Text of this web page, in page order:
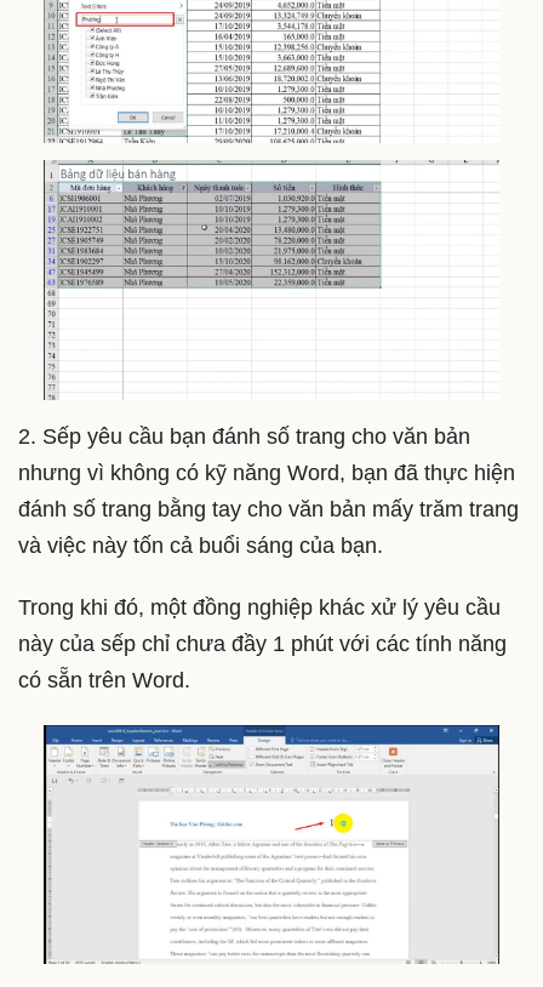
2. Sếp yêu cầu bạn đánh số trang cho văn bản
nhưng vì không có kỹ năng Word, bạn đã thực hiện
đánh số trang bằng tay cho văn bản mấy trăm trang
và việc này tốn cả buổi sáng của bạn.
Trong khi đó, một đồng nghiệp khác xử lý yêu cầu
này của sếp chỉ chưa đầy 1 phút với các tính năng
có sẵn trên Word.